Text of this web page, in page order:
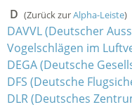
D (Zurück zurAlpha-Leiste)
DAVVL (Deutscher
Vogelschlägen im
DEGA (Deutsche
DFS (Deutsche
DLR (Deutsches